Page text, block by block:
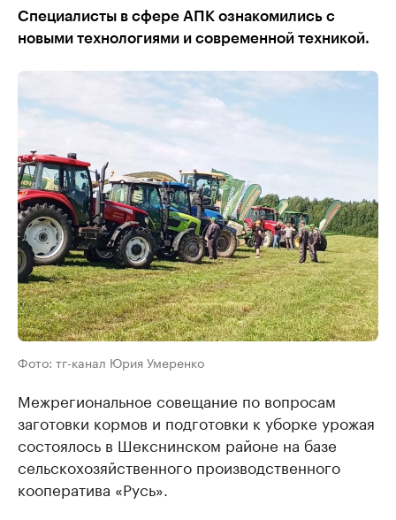
Специалисты в сфере АПК ознакомились с
новыми технологиями и современной техникой.
Фото: тг-канал Юрия Умеренко
Межрегиональное совещание по вопросам
заготовки кормов и подготовки к уборке урожая
состоялось в Шекснинском районе на базе
сельскохозяйственного производственного
кооператива «Русь».